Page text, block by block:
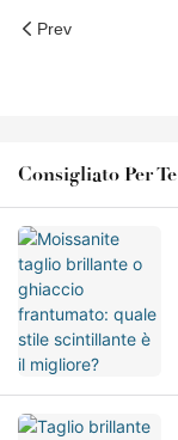
Prev
Consigliato Per Te